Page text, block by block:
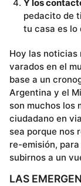
Y los
pedacito de
tu casa es lo
Hoy las noticias
varados en el
base a un
Argentina y el
son muchos los
ciudadano en
sea porque nos
re-emisión,
subirnos a un
LAS